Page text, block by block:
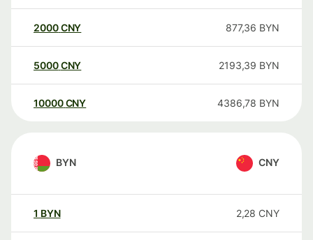
2000CNY 877,36 BYN
5000CNY 2193,39 BYN
10000 CNY 4386,78 BYN
BYN CNY
1 BYN 2,28 CNY